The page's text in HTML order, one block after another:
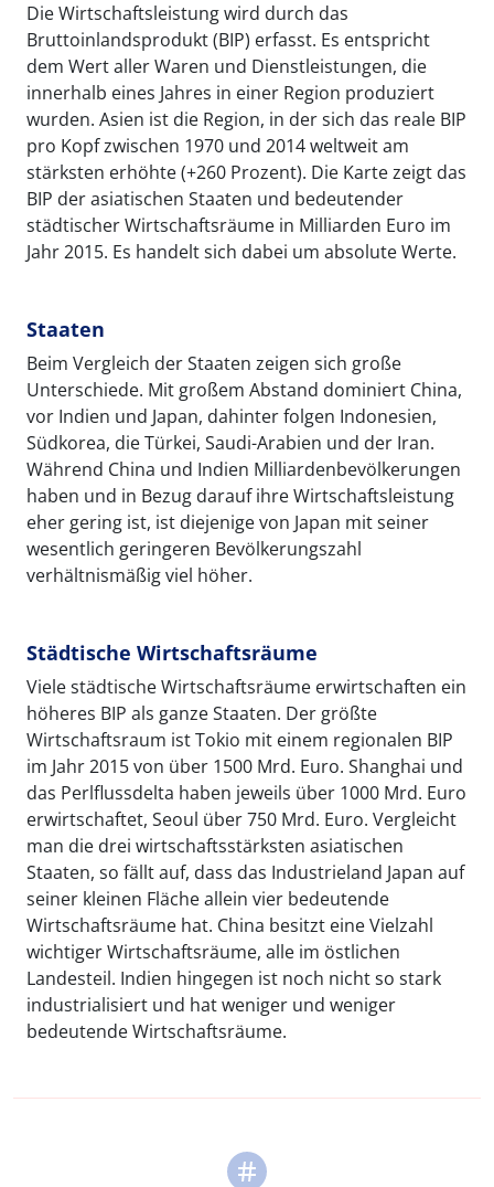
Die Wirtschaftsleistung wird durch das
Bruttoinlandsprodukt (BIP) erfasst. Es entspricht
dem Wert aller Waren und Dienstleistungen, die
innerhalb eines Jahres in einer Region produziert
wurden. Asien ist die Region, in der sich das reale BIP
pro Kopf zwischen 1970 und 2014 weltweit am
stärksten erhöhte (+260 Prozent). Die Karte zeigt das
BIP der asiatischen Staaten und bedeutender
städtischer Wirtschaftsräume in Milliarden Euro im
Jahr 2015. Es handelt sich dabei um absolute Werte.
Staaten
Beim Vergleich der Staaten zeigen sich große
Unterschiede. Mit großem Abstand dominiert China,
vor Indien und Japan, dahinter folgen Indonesien,
Südkorea, die Türkei, Saudi-Arabien und der Iran.
Während China und Indien Milliardenbevölkerungen
haben und in Bezug darauf ihre Wirtschaftsleistung
eher gering ist, ist diejenige von Japan mit seiner
wesentlich geringeren Bevölkerungszahl
verhältnismäßig viel höher.
Städtische Wirtschaftsräume
Viele städtische Wirtschaftsräume erwirtschaften ein
höheres BIP als ganze Staaten. Der größte
Wirtschaftsraum ist Tokio mit einem regionalen BIP
im Jahr 2015 von über 1500 Mrd. Euro. Shanghai und
das Perlflussdelta haben jeweils über 1000 Mrd. Euro
erwirtschaftet, Seoul über 750 Mrd. Euro. Vergleicht
man die drei wirtschaftsstärksten asiatischen
Staaten, so fällt auf, dass das Industrieland Japan auf
seiner kleinen Fläche allein vier bedeutende
Wirtschaftsräume hat. China besitzt eine Vielzahl
wichtiger Wirtschaftsräume, alle im östlichen
Landesteil. Indien hingegen ist noch nicht so stark
industrialisiert und hat weniger und weniger
bedeutende Wirtschaftsräume.